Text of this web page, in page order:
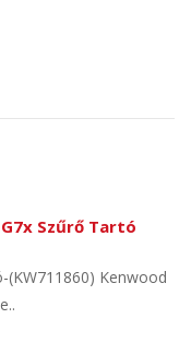
Szűrő Tartó
(KW711860) Kenwood